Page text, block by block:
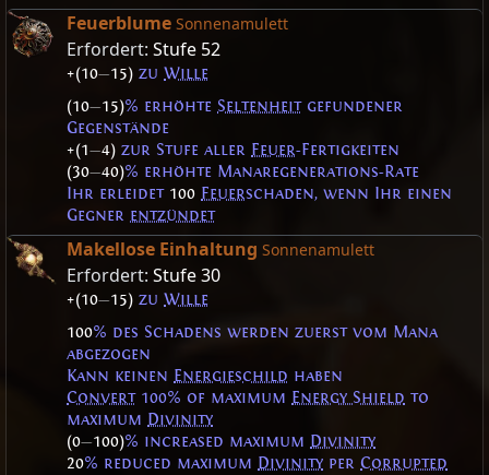
Feuerblume Sonnenamulett
Erfordert: Stufe 52
+(10—15) zu Wille
(10—15)% erhöhte Seltenheitgefundener
Gegenstände
+(1—4) zur Stufe aller Feuer-Fertigkeiten
(30—40)% erhöhte Manaregenerations-Rate
Ihr erleidet 100 Feuerschaden, wenn Ihr einen
Gegner entzündet
Makellose Einhaltung Sonnenamulett
Erfordert: Stufe 30
+(10—15) zu Wille
100% des Schadens werden zuerst vom Mana
abgezogen
Kann keinen Energieschild haben
Convert100% of maximum Energy Shield to
maximum Divinity
(0—100)% increased maximum Divinity
20% reduced maximum Divinity per Corrupted